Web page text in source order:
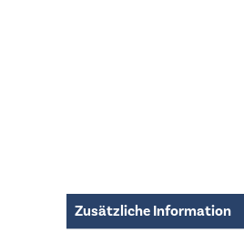
Zusätzliche Information